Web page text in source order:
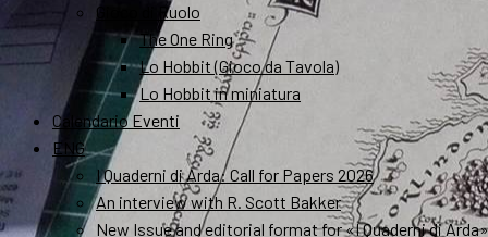
Gioco di Ruolo
The One Ring
Lo Hobbit (Gioco da Tavola)
Lo Hobbit in miniatura
Calendario Eventi
ENG
I Quaderni di Arda: Call for Papers 2026
An interview with R. Scott Bakker
New Issue and editorial format for «I Quaderni di Arda»